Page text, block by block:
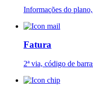
Informações do
Fatura
2ª via, código de
Roraima
Santa